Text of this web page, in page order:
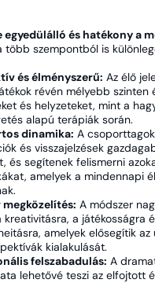
és hatékony a
több szempontból is
és élményszerű: Az élő
révén mélyebb szinten
és helyzeteket, mint a
alapú terápiák során.
dinamika: A
és visszajelzések
és segítenek felismerni
amelyek a mindennapi
megközelítés: A módszer
a játékosságra
amelyek elősegítik az
kialakulását.
felszabadulás: A
lehetővé teszi az elfojtott